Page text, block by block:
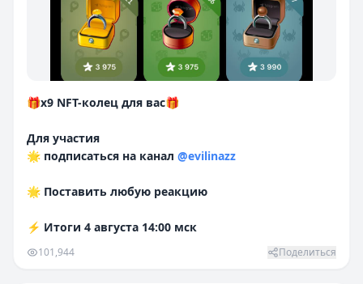
🎁x9 NFT-колец для вас🎁
Для участия
🌟 подписаться на канал @evilinazz
🌟 Поставить любую реакцию
⚡ Итоги 4 августа 14:00 мск
101,944 Поделиться